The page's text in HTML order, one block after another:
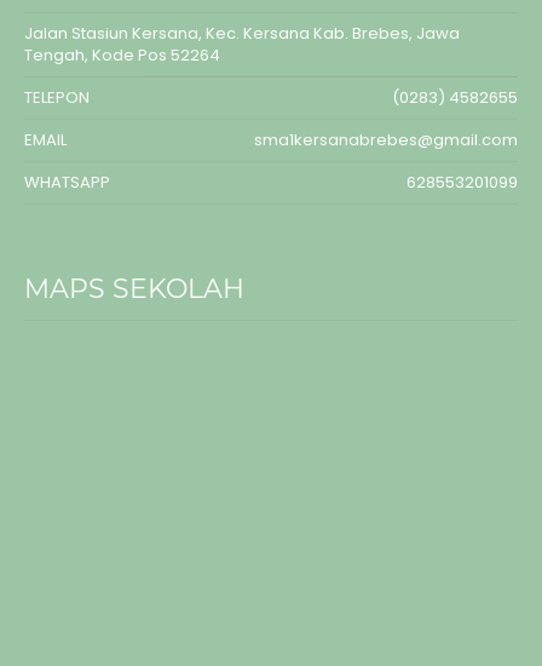
Jalan Stasiun Kersana, Kec. Kersana Kab. Brebes, Jawa
Tengah, Kode Pos 52264
TELEPON
(0283) 4582655
EMAIL
sma1kersanabrebes@gmail.com
WHATSAPP
628553201099
MAPS SEKOLAH